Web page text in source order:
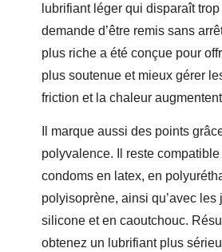
lubrifiant léger qui disparaît
demande d’être remis sans
plus riche a été conçue pour
plus soutenue et mieux gérer
friction et la chaleur
Il marque aussi des points
polyvalence. Il reste
condoms en latex, en
polyisoprène, ainsi qu’avec les
silicone et en caoutchouc.
obtenez un lubrifiant plus